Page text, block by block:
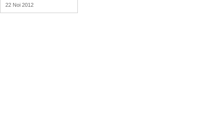
22 Noi 2012